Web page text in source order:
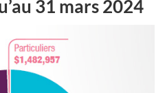
31 mars 2024